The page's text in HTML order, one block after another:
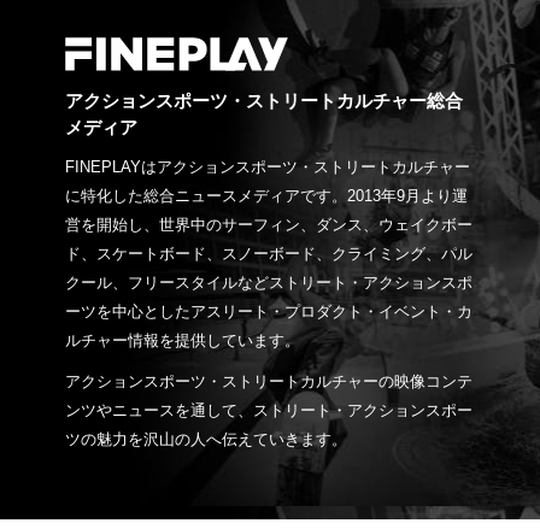
アクションスポーツ・ストリートカルチャー総合
メディア
FINEPLAYはアクションスポーツ・ストリートカルチャー
に特化した総合ニュースメディアです。2013年9月より運
営を開始し、世界中のサーフィン、ダンス、ウェイクボー
ド、スケートボード、スノーボード、クライミング、パル
クール、フリースタイルなどストリート・アクションスポ
ーツを中心としたアスリート・プロダクト・イベント・カ
ルチャー情報を提供しています。
アクションスポーツ・ストリートカルチャーの映像コンテ
ンツやニュースを通して、ストリート・アクションスポー
ツの魅力を沢山の人へ伝えていきます。